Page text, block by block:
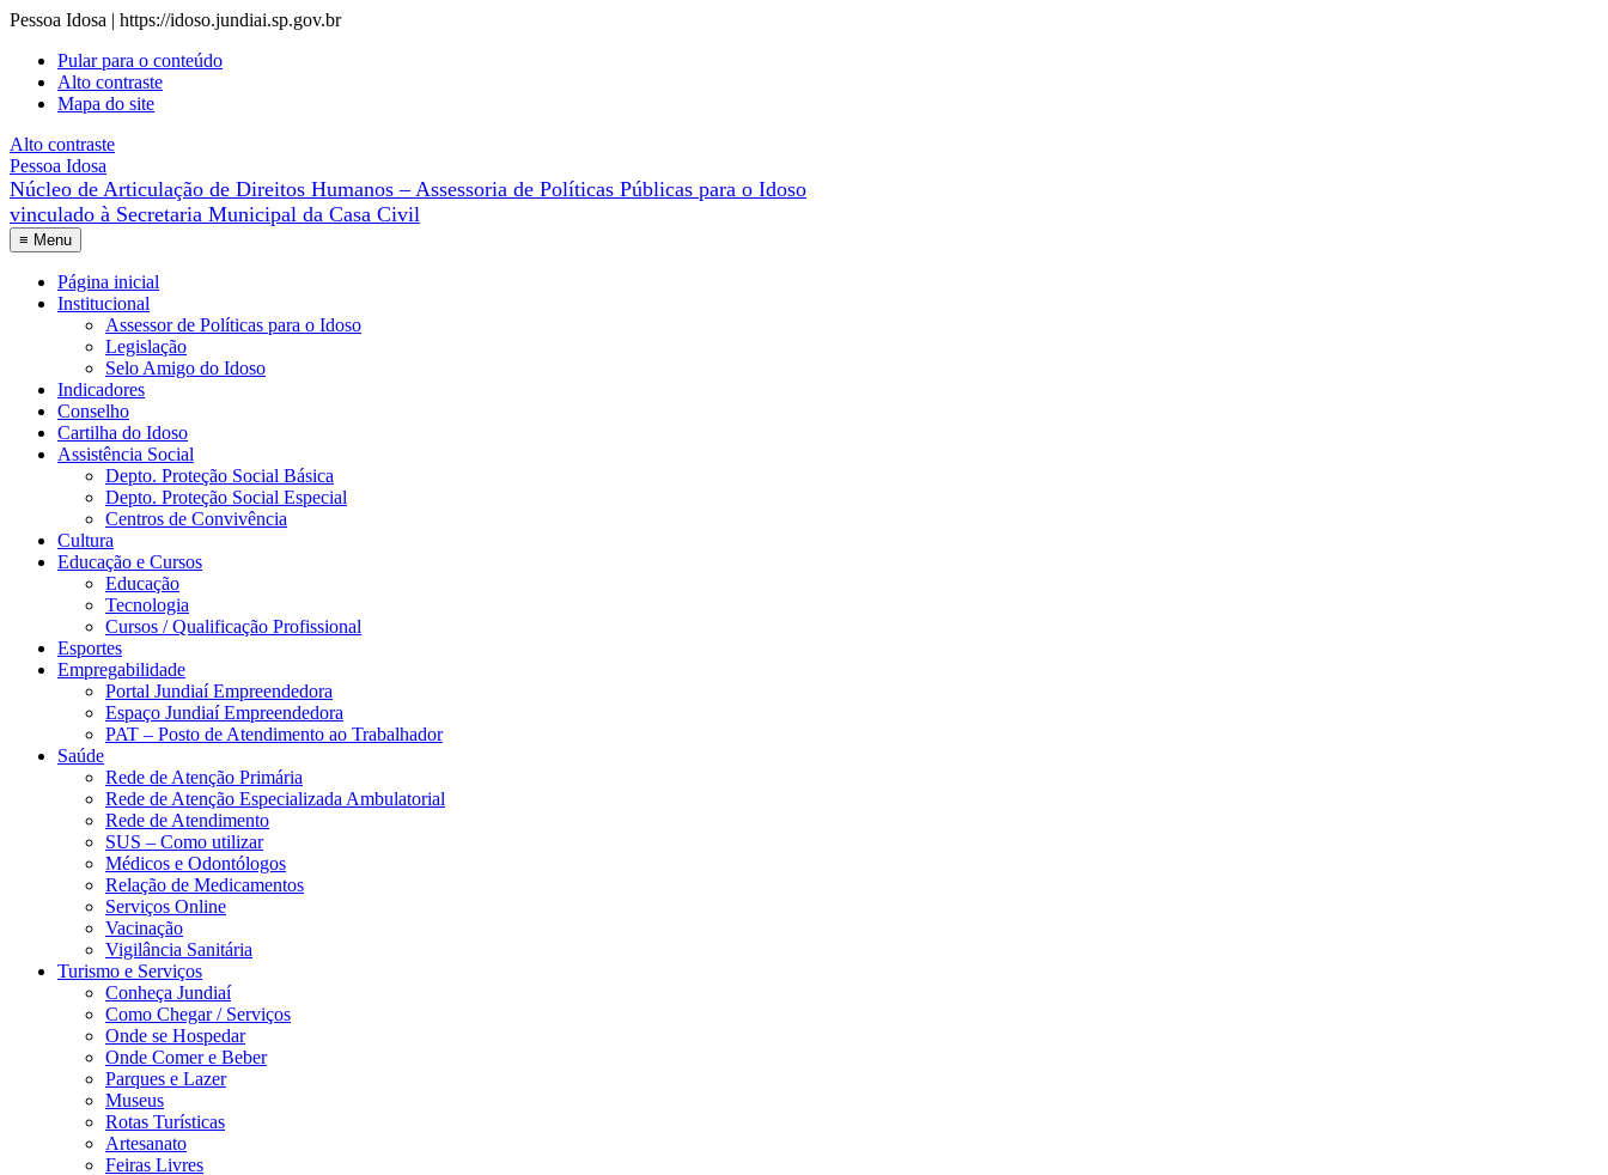
Pessoa Idosa | https://idoso.jundiai.sp.gov.br
Pular para o conteúdo
Alto contraste
Mapa do site
Alto contraste
Pessoa Idosa
Núcleo de Articulação de Direitos Humanos – Assessoria de Políticas Públicas para o Idoso
≡ Menu
Página inicial
Institucional
Assessor de Políticas para o Idoso
Legislação
Selo Amigo do Idoso
Indicadores
Conselho
Cartilha do Idoso
Assistência Social
Depto. Proteção Social Básica
Depto. Proteção Social Especial
Centros de Convivência
Cultura
Educação e Cursos
Educação
Tecnologia
Cursos / Qualificação Profissional
Esportes
Empregabilidade
Portal Jundiaí Empreendedora
Espaço Jundiaí Empreendedora
PAT – Posto de Atendimento ao Trabalhador
Saúde
Rede de Atenção Primária
Rede de Atenção Especializada Ambulatorial
Rede de Atendimento
SUS – Como utilizar
Médicos e Odontólogos
Relação de Medicamentos
Serviços Online
Vacinação
Vigilância Sanitária
Turismo e Serviços
Conheça Jundiaí
Como Chegar / Serviços
Onde se Hospedar
Onde Comer e Beber
Parques e Lazer
Museus
Rotas Turísticas
Artesanato
Feiras Livres